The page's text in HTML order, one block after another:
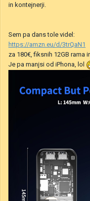
in kontejnerji.
Sem pa dans tole videl:
https://amzn.eu/d/3trQaN1
za 180€, fiksnih 12GB rama
Je pa manjsi od iPhona, lol